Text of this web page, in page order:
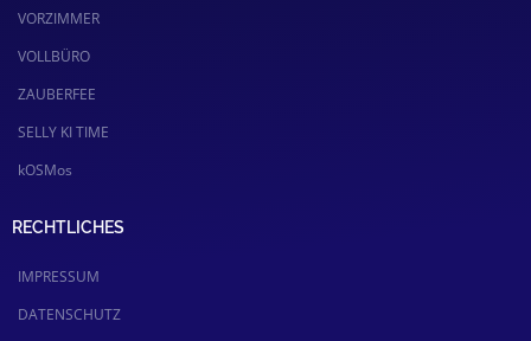
VORZIMMER
VOLLBÜRO
ZAUBERFEE
SELLY KI TIME
kOSMos
RECHTLICHES
IMPRESSUM
DATENSCHUTZ